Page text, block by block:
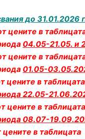
до 31.01.2026
цените в
04.05-21.05. и
цените в
01.05-
цените в таблицата
22.05-
цените в таблицата
08.07-
цените в таблицата